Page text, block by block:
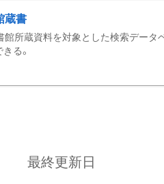
蔵書
所蔵資料を対象とした検索データ
る。
最終更新日